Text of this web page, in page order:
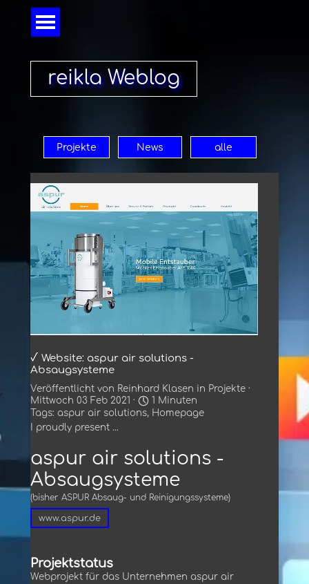
Direkt zum Seiteninhalt
reikla Weblog
Projekte News alle
√ Website: aspur air solutions -
Absaugsysteme
Veröffentlicht von Reinhard Klasen in Projekte ·
Mittwoch 03 Feb 2021 ·
1 Minuten
Tags: aspur air solutions, Homepage
I proudly present ...
aspur air solutions -
Absaugsysteme
(bisher ASPUR Absaug- und Reinigungssysteme)
www.aspur.de
Projektstatus
Webprojekt für das Unternehmen aspur air